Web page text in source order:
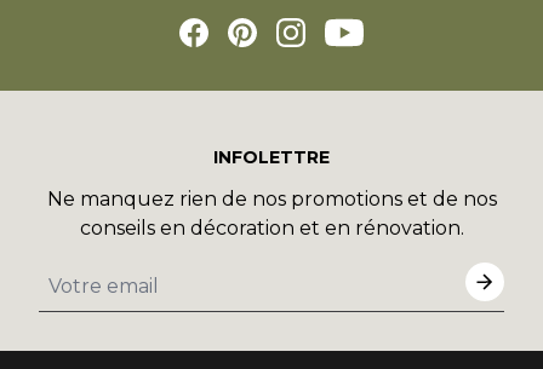
INFOLETTRE
Ne manquez rien de nos promotions et de nos
conseils en décoration et en rénovation.